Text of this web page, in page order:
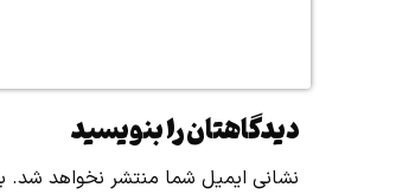
دیدگاهتان را بنویسید
نشانی ایمیل شما منتشر نخواهد شد.